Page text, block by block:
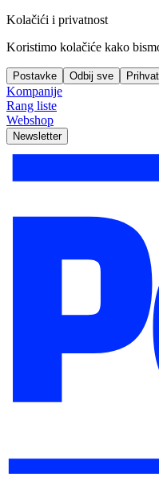
Kolačići i privatnost
Koristimo kolačiće kako
Postavke Odbij sve
Kompanije
Rang liste
Webshop
Newsletter